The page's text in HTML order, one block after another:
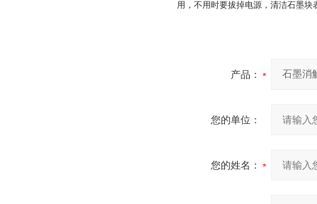
用，不用时要拔掉电源，清洁石墨
产品：
您的单位：
您的姓名：